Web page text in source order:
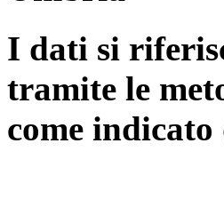
I dati si
tramite le
come